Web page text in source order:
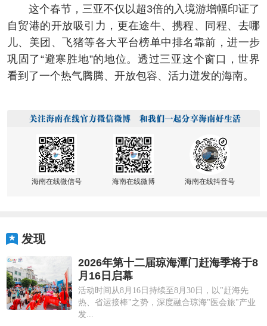
这个春节，三亚不仅以超3倍的入境游增幅印证了
自贸港的开放吸引力，更在途牛、携程、同程、去哪
儿、美团、飞猪等各大平台榜单中排名靠前，进一步
巩固了“避寒胜地”的地位。透过三亚这个窗口，世界
看到了一个热气腾腾、开放包容、活力迸发的海南。
海南在线微信号 海南在线微博 海南在线抖音号
发现
2026年第十二届琼海潭门赶海季将于8
月16日启幕
活动时间从8月16日持续至8月30日，以"赶海先
热、省运接棒"之势，深度融合琼海"医会旅"产业
发...